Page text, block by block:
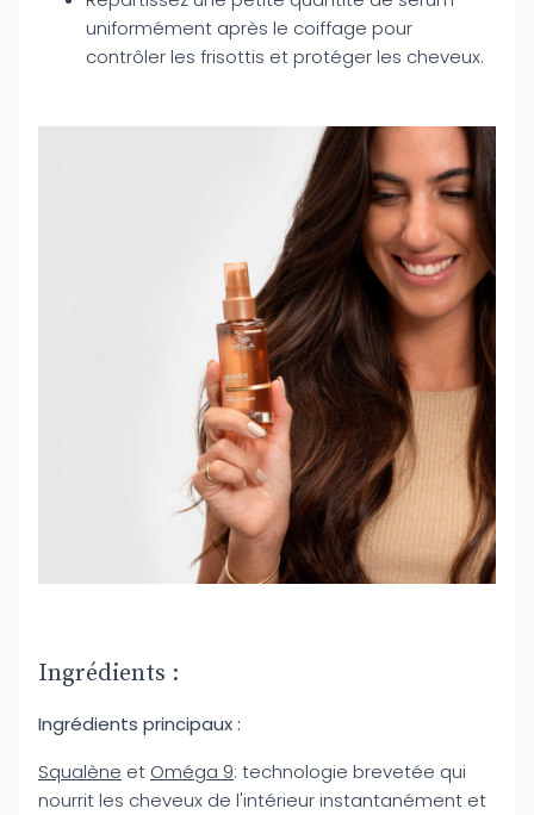
uniformément après le coiffage pour
contrôler les frisottis et protéger les cheveux.
Ingrédients :
Ingrédients principaux :
Squalène et Oméga 9: technologie brevetée qui
nourrit les cheveux de l'intérieur instantanément et